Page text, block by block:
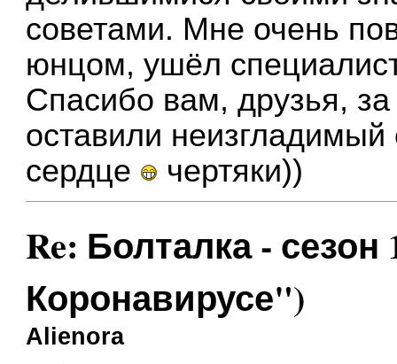
советами. Мне очень
юнцом, ушёл
Спасибо вам, друзья,
оставили
сердце
чертяки))
Re: Болталка -
Коронавирусе")
Alienora